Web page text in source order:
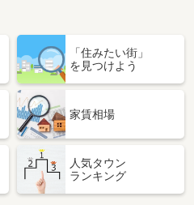
「住みたい街」
を見つけよう
家賃相場
人気タウン
ランキング